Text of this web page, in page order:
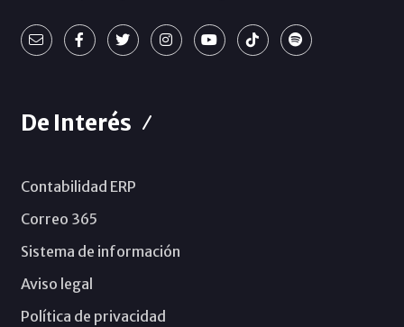
De Interés
Contabilidad ERP
Correo 365
Sistema de información
Aviso legal
Política de privacidad